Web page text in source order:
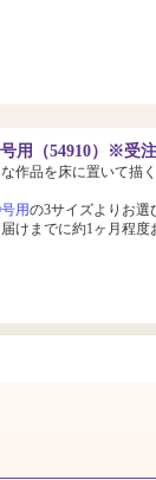
用（54910）※受
作品を床に置いて描
号用の3サイズよりお選
けまでに約1ヶ月程度